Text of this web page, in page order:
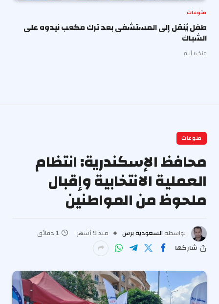
منوعات
طفل يُنقل إلى المستشفى بعد ترك مكعب نيدوه على
الشباك
منذ 6 أيام
منوعات
محافظ الإسكندرية: انتظام
العملية الانتخابية وإقبال
ملحوظ من المواطنين
بواسطة السعودية برس منذ 9 أشهر
1 دقائق
شاركها